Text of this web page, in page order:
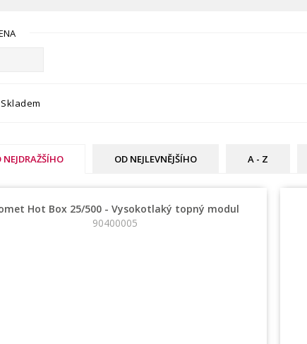
Skladem
NEJDRAŽŠÍHO OD NEJLEVNĚJŠÍHO A - Z
Hot Box 25/500 - Vysokotlaký topný modul
90400005